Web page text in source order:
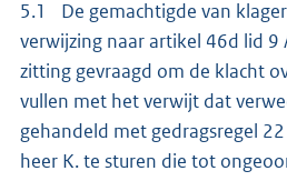
5.1 De gemachtigde van
verwijzing naar artikel 46d lid 9
zitting gevraagd om de klacht
vullen met het verwijt dat
gehandeld met gedragsregel
heer K. te sturen die tot